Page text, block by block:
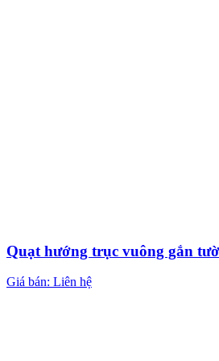
Quạt hướng trục vuông gắn
Giá bán: Liên hệ